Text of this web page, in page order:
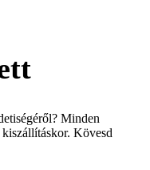
Minden
kiszállításkor. Kövesd